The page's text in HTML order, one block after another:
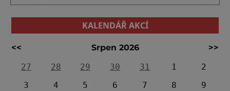
KALENDÁŘ AKCÍ
<< Srpen 2026
>>
27
28 29 30 31 1
2
3
4 5 6 7 8
9